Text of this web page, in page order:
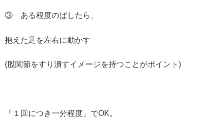
③ ある程度のばしたら、
抱えた足を左右に動かす
(股関節をすり潰すイメージを持つことがポイント)
「１回につき一分程度」でOK。